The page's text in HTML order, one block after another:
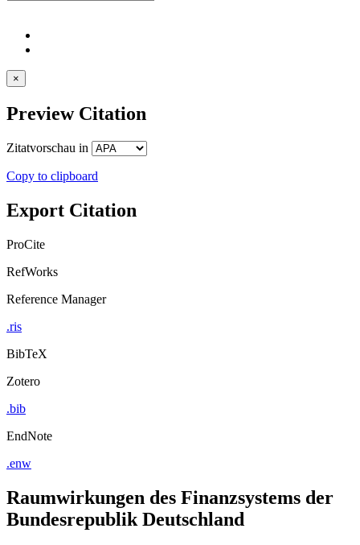
×
Preview Citation
Zitatvorschau in
Copy to clipboard
Export Citation
ProCite
RefWorks
Reference Manager
.ris
BibTeX
Zotero
.bib
EndNote
.enw
Raumwirkungen des Finanzsystems der
Bundesrepublik Deutschland